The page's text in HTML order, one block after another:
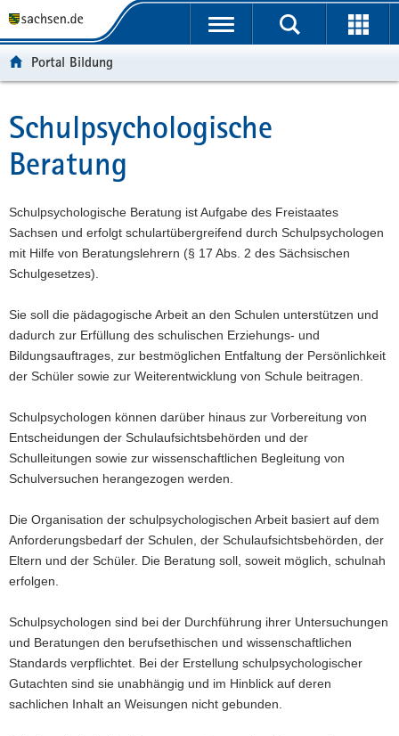
t
ü
b
e
g
r
e
i
e
n
d
e
a
v
i
g
t
i
o
n
t
n
a
v
g
a
t
i
n
p
n
h
a
t
t
e
I
n
o
r
m
a
i
o
n
t
-
B
e
e
i
c
h
Portal Bildung
Hauptinhalt
Schulpsychologische
Beratung
Schulpsychologische Beratung ist Aufgabe des Freistaates
Sachsen und erfolgt schulartübergreifend durch Schulpsychologen
mit Hilfe von Beratungslehrern (§ 17 Abs. 2 des Sächsischen
Schulgesetzes).
Sie soll die pädagogische Arbeit an den Schulen unterstützen und
dadurch zur Erfüllung des schulischen Erziehungs- und
Bildungsauftrages, zur bestmöglichen Entfaltung der Persönlichkeit
der Schüler sowie zur Weiterentwicklung von Schule beitragen.
Schulpsychologen können darüber hinaus zur Vorbereitung von
Entscheidungen der Schulaufsichtsbehörden und der
Schulleitungen sowie zur wissenschaftlichen Begleitung von
Schulversuchen herangezogen werden.
Die Organisation der schulpsychologischen Arbeit basiert auf dem
Anforderungsbedarf der Schulen, der Schulaufsichtsbehörden, der
Eltern und der Schüler. Die Beratung soll, soweit möglich, schulnah
erfolgen.
Schulpsychologen sind bei der Durchführung ihrer Untersuchungen
und Beratungen den berufsethischen und wissenschaftlichen
Standards verpflichtet. Bei der Erstellung schulpsychologischer
Gutachten sind sie unabhängig und im Hinblick auf deren
sachlichen Inhalt an Weisungen nicht gebunden.